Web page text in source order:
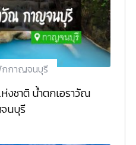
กกาญจนบุรี
งชาติ น้ำตกเอราวัณ
นบุรี